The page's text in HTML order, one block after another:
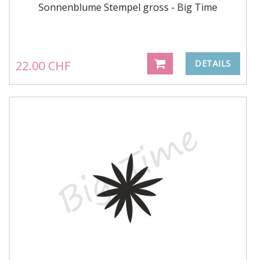
Sonnenblume Stempel gross - Big Time
22.00 CHF DETAILS